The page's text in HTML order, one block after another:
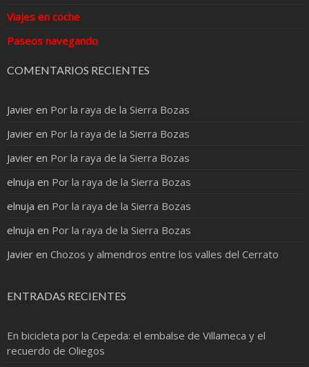
Viajes en coche
Paseos navegando
COMENTARIOS RECIENTES
Javier en Por la raya de la Sierra Bozas
Javier en Por la raya de la Sierra Bozas
Javier en Por la raya de la Sierra Bozas
elnuja en Por la raya de la Sierra Bozas
elnuja en Por la raya de la Sierra Bozas
elnuja en Por la raya de la Sierra Bozas
Javier en Chozos y almendros entre los valles del Cerrato
ENTRADAS RECIENTES
En bicicleta por la Cepeda: el embalse de Villameca y el
recuerdo de Oliegos